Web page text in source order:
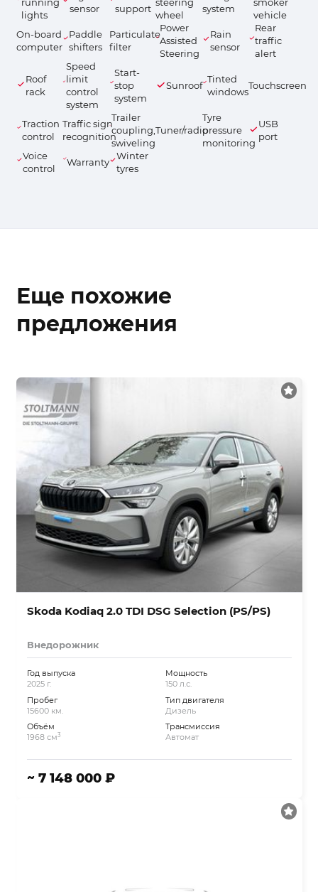
lights
sensor
support
wheel
system
vehicle
On-board
computer
Paddle
shifters
Particulate
filter
Power
Assisted
Steering
Rain
sensor
Rear
traffic
alert
Roof
rack
Speed
limit
control
system
Start-
stop
system
Sunroof
Tinted
windows
Touchscreen
Traction
control
Traffic sign
recognition
Trailer
coupling,
swiveling
Tuner/radio
Tyre
pressure
monitoring
USB
port
Voice
control
Warranty
Winter
tyres
Еще похожие
предложения
Skoda Kodiaq 2.0 TDI DSG Selection (PS/PS)
Внедорожник
Год выпуска
2025 г.
Пробег
15600 км.
Объём
1968 см3
Мощность
150 л.с.
Тип двигателя
Дизель
Трансмиссия
Автомат
~ 7 148 000 ₽